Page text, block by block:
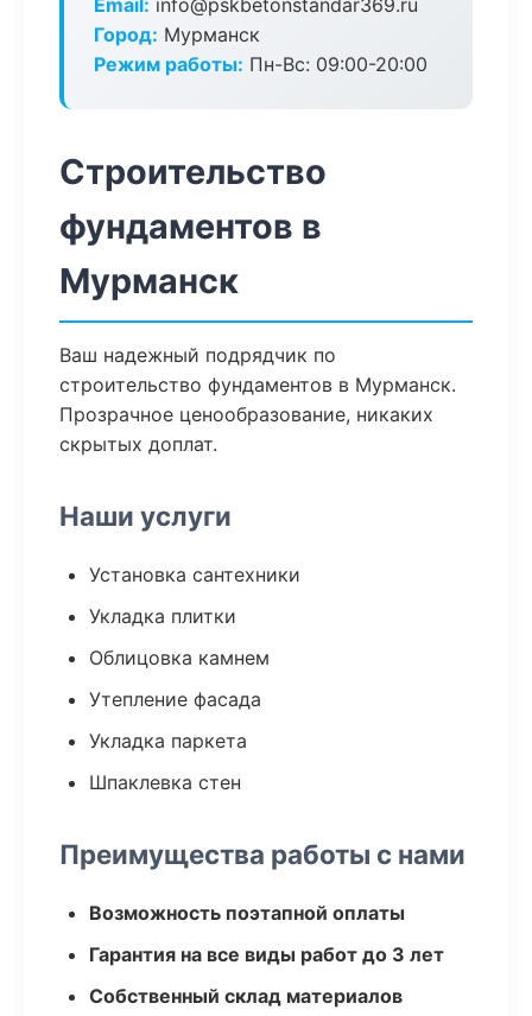
Email: info@pskbetonstandar369.ru
Город: Мурманск
Режим работы: Пн-Вс: 09:00-20:00
Строительство
фундаментов в
Мурманск
Ваш надежный подрядчик по
строительство фундаментов в Мурманск.
Прозрачное ценообразование, никаких
скрытых доплат.
Наши услуги
Установка сантехники
Укладка плитки
Облицовка камнем
Утепление фасада
Укладка паркета
Шпаклевка стен
Преимущества работы с нами
Возможность поэтапной оплаты
Гарантия на все виды работ до 3 лет
Собственный склад материалов